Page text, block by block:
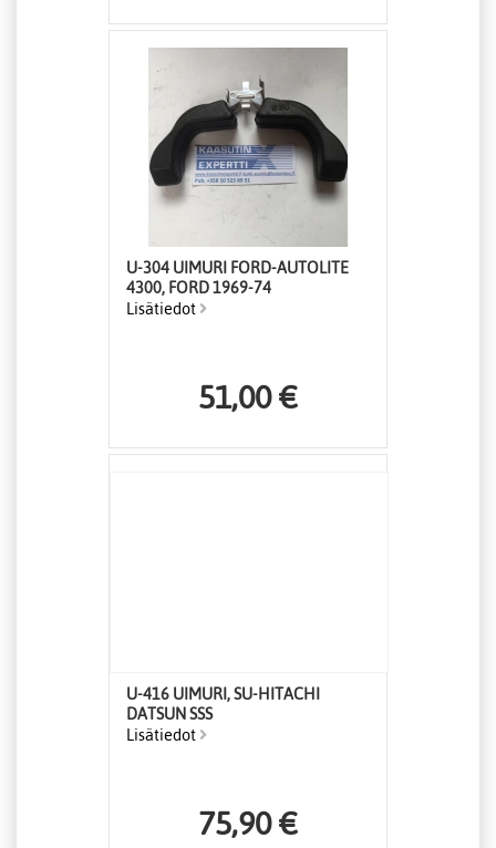
U-304 UIMURI FORD-AUTOLITE
4300, FORD 1969-74
Lisätiedot
51,00 €
U-416 UIMURI, SU-HITACHI
DATSUN SSS
Lisätiedot
75,90 €